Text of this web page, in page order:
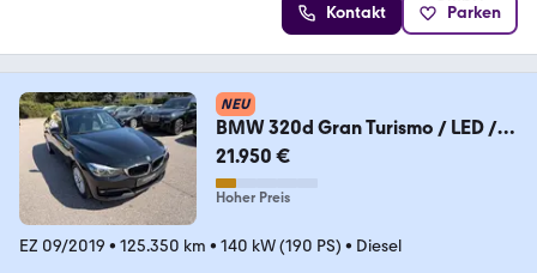
Kontakt Parken
NEU
BMW 320d Gran Turismo / LED /
ACC / EL-SITZE / HIFI
21.950 €
Hoher Preis
EZ 09/2019 • 125.350 km • 140 kW (190 PS) • Diesel